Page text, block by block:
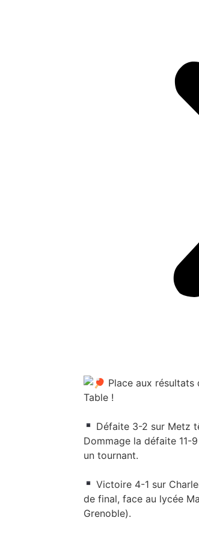
Place aux résultats
Table !
Défaite 3-2 sur Metz
Dommage la défaite 11-
un tournant.
Victoire 4-1 sur
de final, face au lycée
Grenoble).